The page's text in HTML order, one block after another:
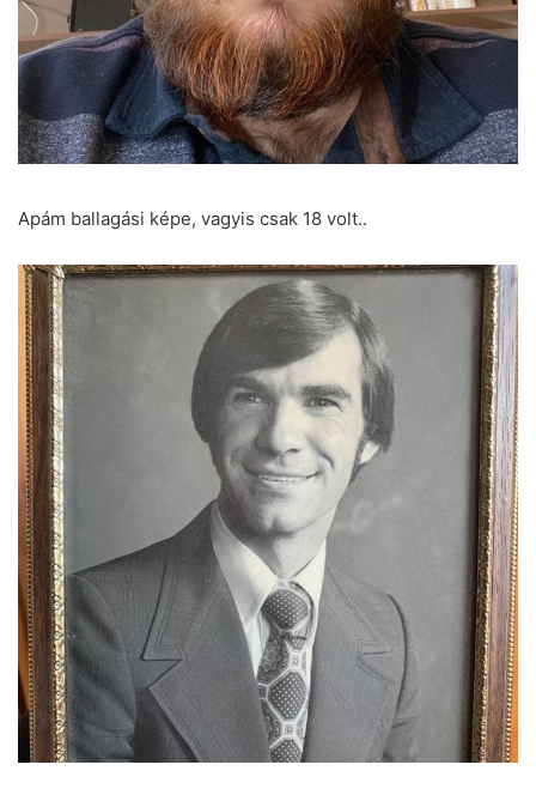
Apám ballagási képe, vagyis csak 18 volt..